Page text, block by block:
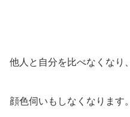
他人と自分を比べなくなり、
顔色伺いもしなくなります。